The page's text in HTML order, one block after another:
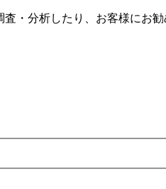
・分析したり、お客様にお